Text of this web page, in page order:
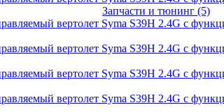
Запчасти и тюнинг (5)